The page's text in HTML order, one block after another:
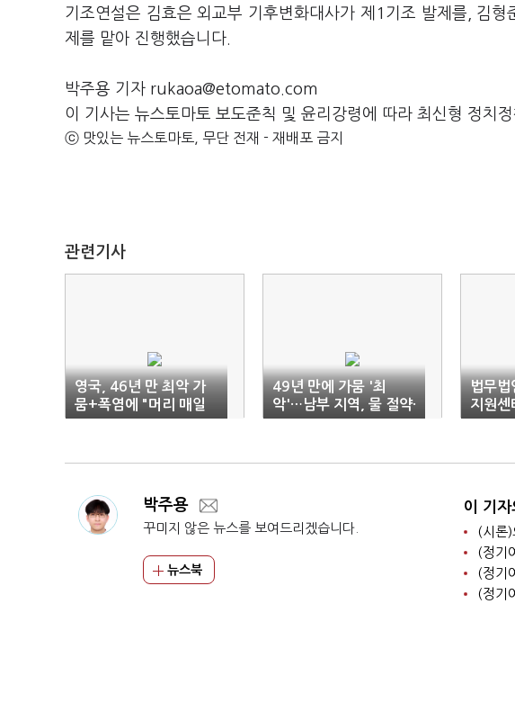
기조연설은 김효은 외교부 기후변화대사가 제1기조 발제를, 김
제를 맡아 진행했습니다.
박주용 기자 rukaoa@etomato.com
이 기사는 뉴스토마토 보도준칙 및 윤리강령에 따라 최신형 정치
ⓒ 맛있는 뉴스토마토, 무단 전재 - 재배포 금지
관련기사
영국, 46년 만 최악 가
뭄+폭염에 "머리 매일
감지마"
49년 만에 가뭄 '최
악'…남부 지역, 물 절약·
용수 비축 등 물 대책 가
법무법
지원센
능경
박주용
꾸미지 않은 뉴스를 보여드리겠습니다.
뉴스북
이 기
(시론)
(정기